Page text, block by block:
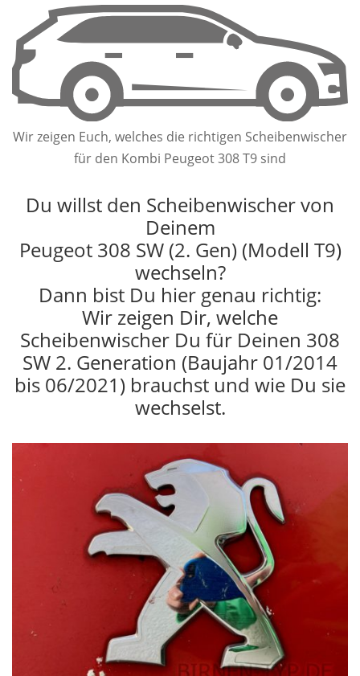
Wir zeigen Euch, welches die richtigen Scheibenwischer
für den Kombi Peugeot 308 T9 sind
Du willst den Scheibenwischer von
Deinem
Peugeot 308 SW (2. Gen) (Modell T9)
wechseln?
Dann bist Du hier genau richtig:
Wir zeigen Dir, welche
Scheibenwischer Du für Deinen 308
SW 2. Generation (Baujahr 01/2014
bis 06/2021) brauchst und wie Du sie
wechselst.